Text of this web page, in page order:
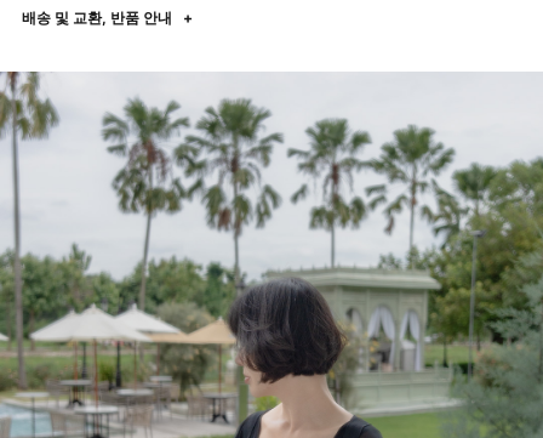
배송 및 교환, 반품 안내 +